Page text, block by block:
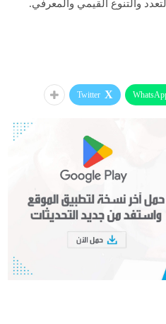
والتنوع ألقيمي والمعرفي.
Twitter